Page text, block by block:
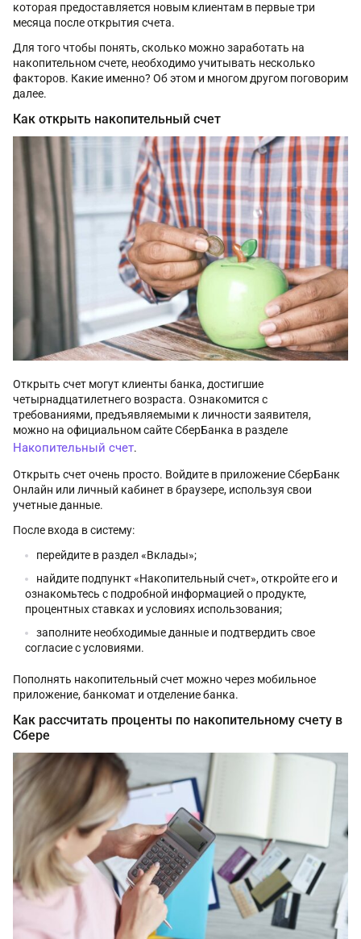
которая предоставляется новым клиентам в первые три
месяца после открытия счета.
Для того чтобы понять, сколько можно заработать на
накопительном счете, необходимо учитывать несколько
факторов. Какие именно? Об этом и многом другом поговорим
далее.
Как открыть накопительный счет
Открыть счет могут клиенты банка, достигшие
четырнадцатилетнего возраста. Ознакомится с
требованиями, предъявляемыми к личности заявителя,
можно на официальном сайте СберБанка в разделе
Накопительный счет.
Открыть счет очень просто. Войдите в приложение СберБанк
Онлайн или личный кабинет в браузере, используя свои
учетные данные.
После входа в систему:
перейдите в раздел «Вклады»;
найдите подпункт «Накопительный счет», откройте его и
ознакомьтесь с подробной информацией о продукте,
процентных ставках и условиях использования;
заполните необходимые данные и подтвердить свое
согласие с условиями.
Пополнять накопительный счет можно через мобильное
приложение, банкомат и отделение банка.
Как рассчитать проценты по накопительному счету в
Сбере